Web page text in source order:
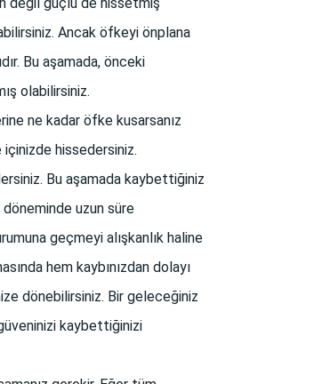
Ancak öfkeyi önplana
Bu aşamada, önceki
olabilirsiniz.
ne kadar öfke kusarsanız
içinizde hissedersiniz.
Bu aşamada kaybettiğiniz
uzun süre
geçmeyi alışkanlık haline
hem kaybınızdan dolayı
dönebilirsiniz. Bir geleceğiniz
kaybettiğinizi